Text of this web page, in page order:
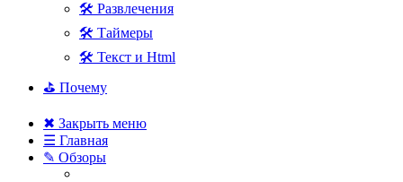
🛠 Развлечения
🛠 Таймеры
🛠 Текст и Html
⛳ Почему
✖ Закрыть меню
☰ Главная
✎ Обзоры